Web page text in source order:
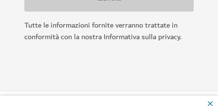
Tutte le informazioni fornite verranno trattate in
conformità con la nostra Informativa sulla privacy.